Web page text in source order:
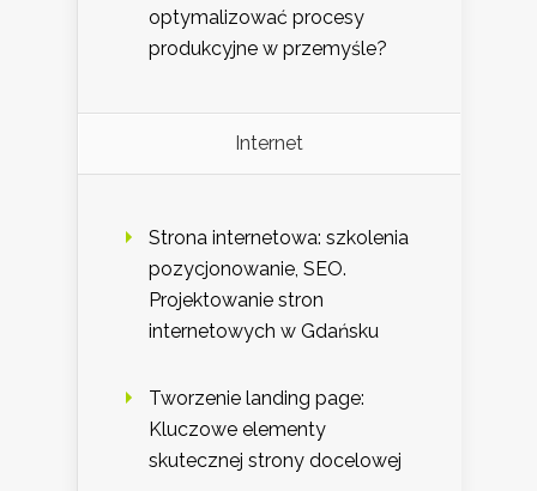
optymalizować procesy
produkcyjne w przemyśle?
Internet
Strona internetowa: szkolenia
pozycjonowanie, SEO.
Projektowanie stron
internetowych w Gdańsku
Tworzenie landing page:
Kluczowe elementy
skutecznej strony docelowej